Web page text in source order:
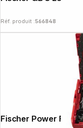
Réf. produit :566848